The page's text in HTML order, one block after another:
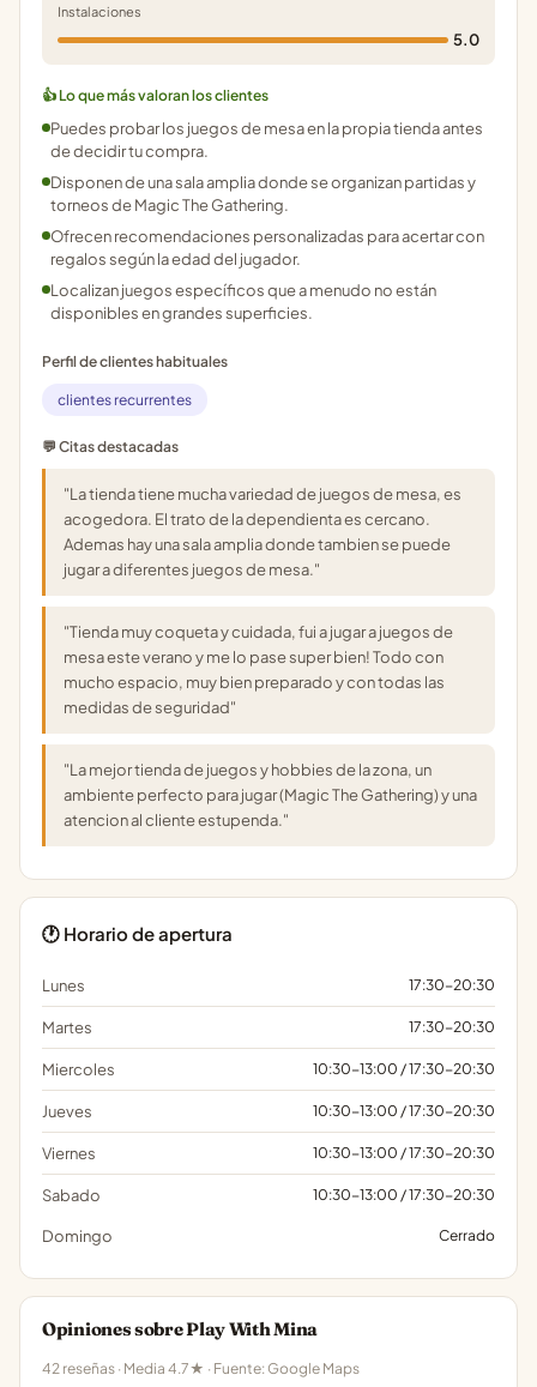
Instalaciones
5.0
👍 Lo que más valoran los clientes
Puedes probar los juegos de mesa en la propia tienda antes
de decidir tu compra.
Disponen de una sala amplia donde se organizan partidas y
torneos de Magic The Gathering.
Ofrecen recomendaciones personalizadas para acertar con
regalos según la edad del jugador.
Localizan juegos específicos que a menudo no están
disponibles en grandes superficies.
Perfil de clientes habituales
clientes recurrentes
💬 Citas destacadas
"La tienda tiene mucha variedad de juegos de mesa, es
acogedora. El trato de la dependienta es cercano.
Ademas hay una sala amplia donde tambien se puede
jugar a diferentes juegos de mesa."
"Tienda muy coqueta y cuidada, fui a jugar a juegos de
mesa este verano y me lo pase super bien! Todo con
mucho espacio, muy bien preparado y con todas las
medidas de seguridad"
"La mejor tienda de juegos y hobbies de la zona, un
ambiente perfecto para jugar (Magic The Gathering) y una
atencion al cliente estupenda."
🕐 Horario de apertura
Lunes 17:30-20:30
Martes 17:30-20:30
Miercoles 10:30-13:00 / 17:30-20:30
Jueves 10:30-13:00 / 17:30-20:30
Viernes 10:30-13:00 / 17:30-20:30
Sabado 10:30-13:00 / 17:30-20:30
Domingo Cerrado
Opiniones sobre Play With Mina
42 reseñas · Media 4.7★ · Fuente: Google Maps